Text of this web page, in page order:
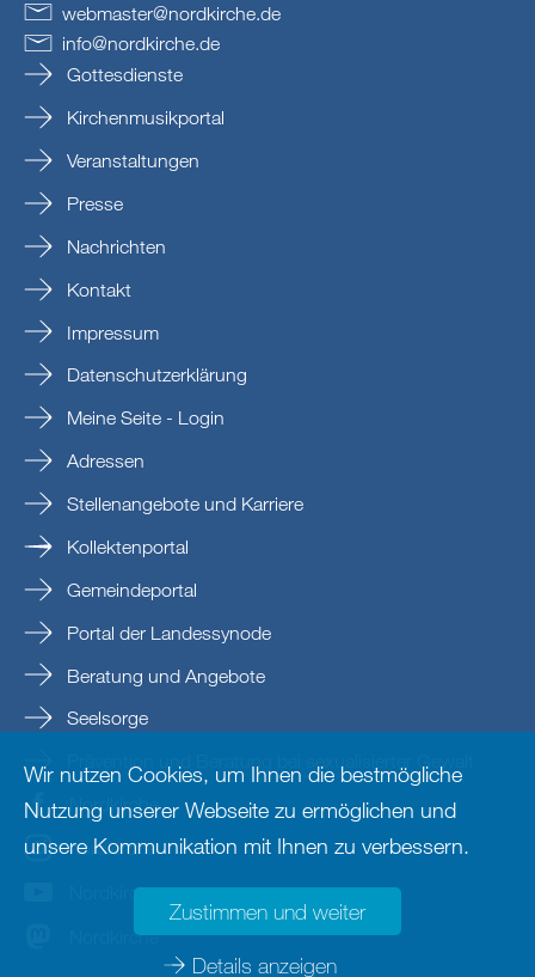
webmaster@nordkirche de
info@nordkirche.de
Gottesdienste
Kirchenmusikportal
Veranstaltungen
Presse
Nachrichten
Kontakt
Impressum
Datenschutzerklärung
Meine Seite - Login
Adressen
Stellenangebote und Karriere
Kollektenportal
Gemeindeportal
Portal der Landessynode
Beratung und Angebote
Seelsorge
Nordkirche
nordkirche
Nordkirche
Nordkirche
Wir nutzen Cookies, um Ihnen die bestmögliche
Nutzung unserer Webseite zu ermöglichen und
unsere Kommunikation mit Ihnen zu verbessern.
Zustimmen und weiter
Details anzeigen